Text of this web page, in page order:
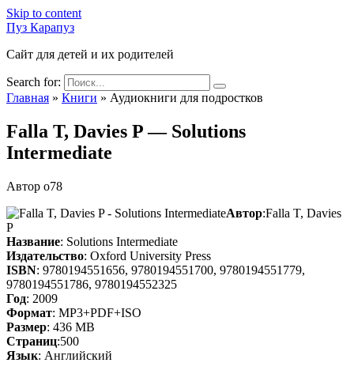
Skip to content
Пуз Карапуз
Сайт для детей и их родителей
Search for:
Главная » Книги » Аудиокниги для подростков
Falla T, Davies P — Solutions
Intermediate
Автор o78
Автор:Falla T, Davies
P
Название: Solutions Intermediate
Издательство: Oxford University Press
ISBN: 9780194551656, 9780194551700, 9780194551779,
9780194551786, 9780194552325
Год: 2009
Формат: МР3+PDF+ISO
Размер: 436 МВ
Страниц:500
Язык: Английский